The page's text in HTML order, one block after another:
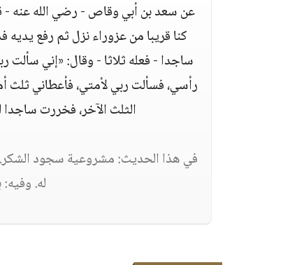
عن سعد بن أبي وقاص - رضي الله عنه -
كنا قريبا من عزوراء نزل ثم رفع
ساجدا - فعله ثلاثا - وقال: «إني
رأسي، فسألت ربي لأمتي، فأعطاني
الثلث الآخر، فخررت ساجدا
في هذا الحديث: مشروعية سجود الشكر.
له.